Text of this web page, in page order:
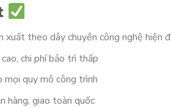
xuất theo dây chuyền công nghệ hiện
chi phí bảo trì thấp
mọi quy mô công trình
hàng, giao toàn quốc